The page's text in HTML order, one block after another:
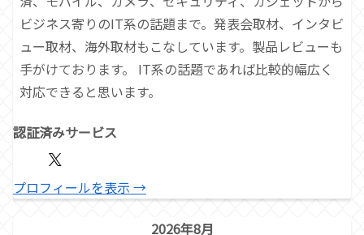
ビジネス寄りのIT系の話題まで。発表会取材、インタビ
ュー取材、海外取材もこなしています。製品レビューも
手がけております。 IT系の話題であれば比較的幅広く
対応できると思います。
認証済みサービス
プロフィールを表示 →
2026年8月